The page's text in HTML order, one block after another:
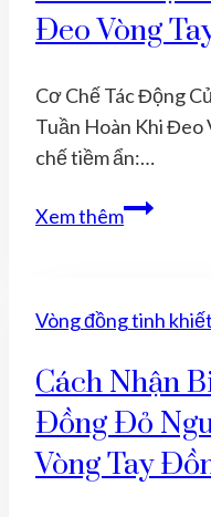
Cân
Bằng
Năng
Lượng
Đeo Vòng
Cơ Chế Tác Động
Tuần Hoàn Khi Đeo
chế tiềm ẩn:…
Xem thêmCơ
Của
Đỏ
Lên
Hệ
Tuần
Vòng đồng tinh khiết
Cách Nhận
Đồng Đỏ
Vòng Tay